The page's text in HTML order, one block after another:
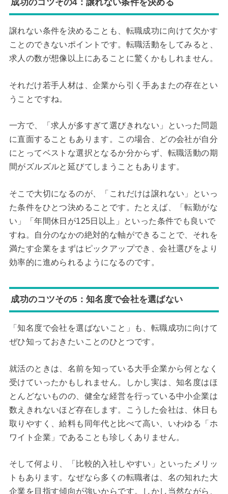
成功のコツその4：譲れない条件を決める
譲れない条件を決めることも、転職成功に向けて欠かす
ことのできないポイントです。転職活動をしてみると、
求人の数が想像以上にあることに驚くかもしれません。
それだけ若手人材は、企業から引く手あまたの存在とい
うことですね。
一方で、「求人が多すぎて選びきれない」といった問題
に直面することもあります。この場合、どの会社が自分
にとってベストな選択となるか分からず、転職活動の期
間がズルズルと延びてしまうこともあります。
そこで大切になるのが、「これだけは譲れない」といっ
た条件をひとつ決めることです。たとえば、「転勤がな
い」「年間休日が125日以上」といった条件でも良いで
すね。自分のなかの絶対的な軸ができることで、それを
満たす企業をまずはピックアップでき、会社選びをより
効率的に進められるようになるのです。
成功のコツその5：知名度で会社を選ばない
「知名度で会社を選ばないこと」も、転職成功に向けて
ぜひ知っておきたいことのひとつです。
就活のときは、名前を知っている大手企業から何となく
受けていったかもしれません。しかし実は、知名度はほ
とんどないものの、健全な経営を行っている中小企業は
数えきれないほど存在します。こうした会社は、休日も
取りやすく、給料も同年代と比べて高い、いわゆる「ホ
ワイト企業」であることも珍しくありません。
そして何より、「比較的入社しやすい」といったメリッ
トもあります。なぜなら多くの転職者は、名の知れた大
企業を目指す傾向が強いからです。しかし当然ながら、